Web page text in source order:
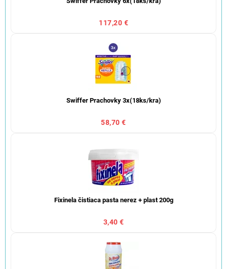
117,20 €
Swiffer Prachovky 3x(18ks/kra)
58,70 €
Fixinela čistiaca pasta nerez + plast 200g
3,40 €